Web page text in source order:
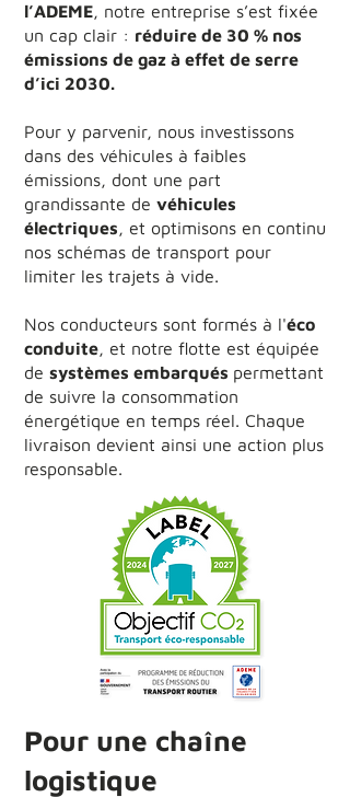
l’ADEME, notre entreprise s’est fixée
un cap clair : réduire de 30 % nos
émissions de gaz à effet de serre
d’ici 2030.
Pour y parvenir, nous investissons
dans des véhicules à faibles
émissions, dont une part
grandissante de véhicules
électriques, et optimisons en continu
nos schémas de transport pour
limiter les trajets à vide.
Nos conducteurs sont formés à l'éco
conduite, et notre flotte est équipée
de systèmes embarqués permettant
de suivre la consommation
énergétique en temps réel. Chaque
livraison devient ainsi une action plus
responsable.
Pour une chaîne
logistique